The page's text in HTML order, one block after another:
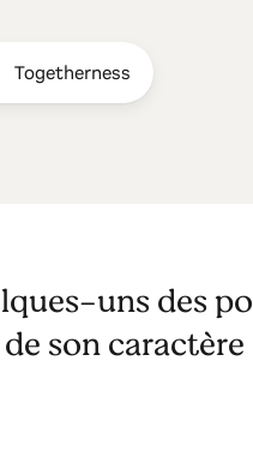
Togetherness
uns des
son